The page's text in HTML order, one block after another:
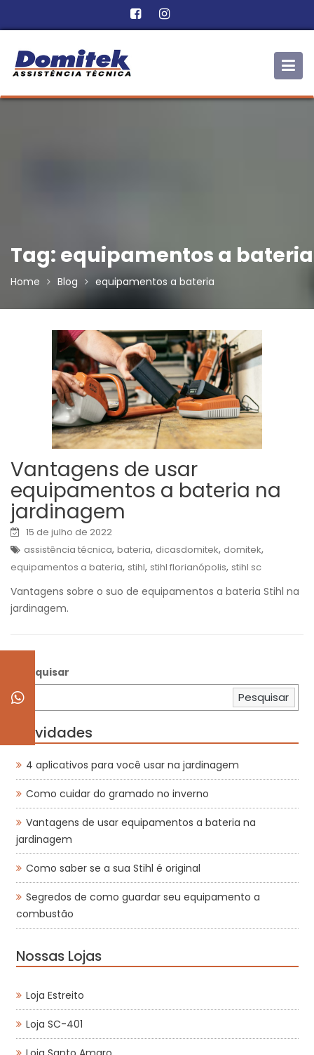
to
Tag: equipamentos a bateria
Home Blog equipamentos a bateria
Vantagens de usar
equipamentos a bateria na
jardinagem
15 de julho de 2022
assistência técnica, bateria, dicasdomitek, domitek,
equipamentos a bateria, stihl, stihl florianópolis, stihl sc
Vantagens sobre o suo de equipamentos a bateria Stihl na
jardinagem.
Pesquisar
Pesquisar
Novidades
4 aplicativos para você usar na jardinagem
Como cuidar do gramado no inverno
Vantagens de usar equipamentos a bateria na
jardinagem
Como saber se a sua Stihl é original
Segredos de como guardar seu equipamento a
combustão
Nossas Lojas
Loja Estreito
Loja SC-401